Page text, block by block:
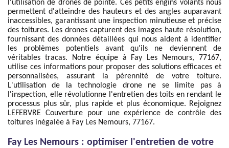
l'utilisation de drones de pointe. Ces petits engins volants nous
permettent d'atteindre des hauteurs et des angles auparavant
inaccessibles, garantissant une inspection minutieuse et précise
des toitures. Les drones capturent des images haute résolution,
fournissant des données détaillées qui nous aident à identifier
les problèmes potentiels avant qu'ils ne deviennent de
véritables tracas. Notre équipe à Fay Les Nemours, 77167,
utilise ces informations pour proposer des solutions efficaces et
personnalisées, assurant la pérennité de votre toiture.
L'utilisation de la technologie drone ne se limite pas à
l'inspection, elle révolutionne l'entretien des toits en rendant le
processus plus sûr, plus rapide et plus économique. Rejoignez
LEFEBVRE Couverture pour une expérience de contrôle des
toitures inégalée à Fay Les Nemours, 77167.
Fay Les Nemours : optimiser l'entretien de votre